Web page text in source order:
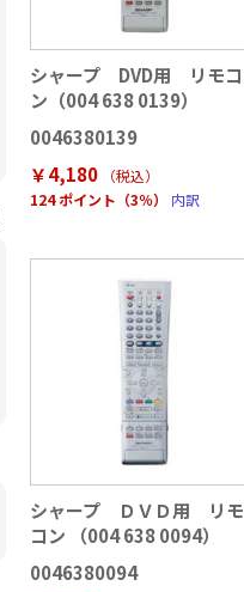
シャープ DVD用 リモコ
ン（004 638 0139）
0046380139
￥4,180
（税込）
124 ポイント（3％）
内訳
シャープ ＤＶＤ用 リモ
コン （004 638 0094）
0046380094